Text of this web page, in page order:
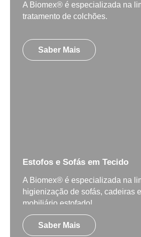
A Biomex® é especializada na
tratamento de colchões.
Saber Mais
Estofos e Sofás em Tecido
A Biomex® é especializada na
higienização de sofás, cadeiras
mobiliário estofado!
Saber Mais